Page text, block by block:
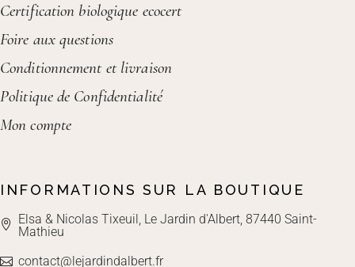
Certification biologique ecocert
Foire aux questions
Conditionnement et livraison
Politique de Confidentialité
Mon compte
INFORMATIONS SUR LA BOUTIQUE
Elsa & Nicolas Tixeuil, Le Jardin d'Albert, 87440 Saint-
Mathieu
contact@lejardindalbert.fr